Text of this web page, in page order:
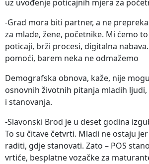
uz uvođenje poticajnih mjera za
-Grad mora biti partner, a ne
za mlade, žene, početnike. Mi ćemo
poticaji, brži procesi, digitalna
pomoći, barem neka ne odmažemo
Demografska obnova, kaže, nije
osnovnih životnih pitanja mladih
i stanovanja.
-Slavonski Brod je u deset godina
To su čitave četvrti. Mladi ne ostaju
raditi, gdje stanovati. Zato – POS
vrtiće, besplatne vozačke za